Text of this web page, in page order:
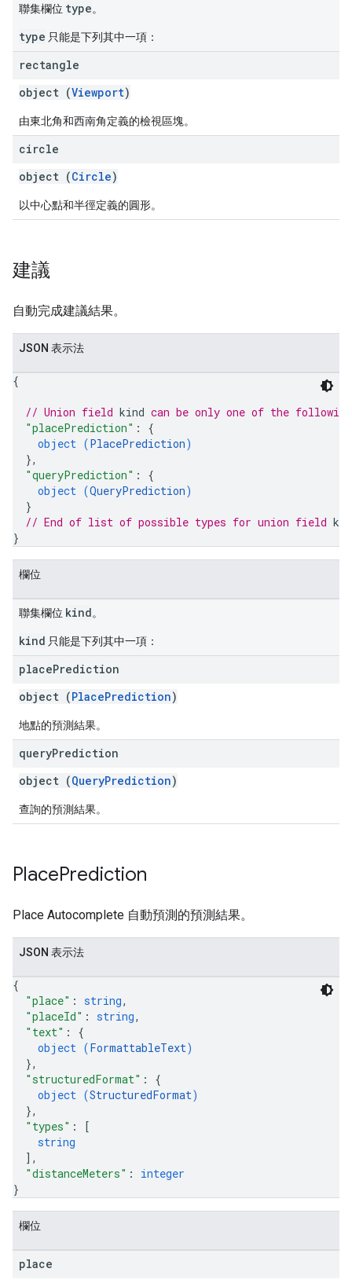
聯集欄位 type。
type 只能是下列其中一項：
rectangle
object (Viewport)
由東北角和西南角定義的檢視區塊。
circle
object (Circle)
以中心點和半徑定義的圓形。
建議
自動完成建議結果。
JSON 表示法
{
// Union field kind can be only one of the
"placePrediction" : {
object (PlacePrediction)
},
"queryPrediction" : {
object (QueryPrediction)
}
// End of list of possible types for union field
}
欄位
聯集欄位 kind。
kind 只能是下列其中一項：
placePrediction
object (PlacePrediction)
地點的預測結果。
queryPrediction
object (QueryPrediction)
查詢的預測結果。
PlacePrediction
Place Autocomplete 自動預測的預測結果。
JSON 表示法
{
"place" : string,
"placeId" : string,
"text" : {
object (FormattableText)
},
"structuredFormat" : {
object (StructuredFormat)
},
"types" :
[
string
] ,
"distanceMeters" : integer
}
欄位
place